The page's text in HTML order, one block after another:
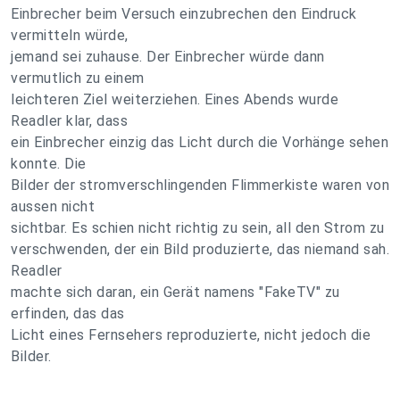
Einbrecher beim Versuch einzubrechen den Eindruck
vermitteln würde,
jemand sei zuhause. Der Einbrecher würde dann
vermutlich zu einem
leichteren Ziel weiterziehen. Eines Abends wurde
Readler klar, dass
ein Einbrecher einzig das Licht durch die Vorhänge sehen
konnte. Die
Bilder der stromverschlingenden Flimmerkiste waren von
aussen nicht
sichtbar. Es schien nicht richtig zu sein, all den Strom zu
verschwenden, der ein Bild produzierte, das niemand sah.
Readler
machte sich daran, ein Gerät namens "FakeTV" zu
erfinden, das das
Licht eines Fernsehers reproduzierte, nicht jedoch die
Bilder.